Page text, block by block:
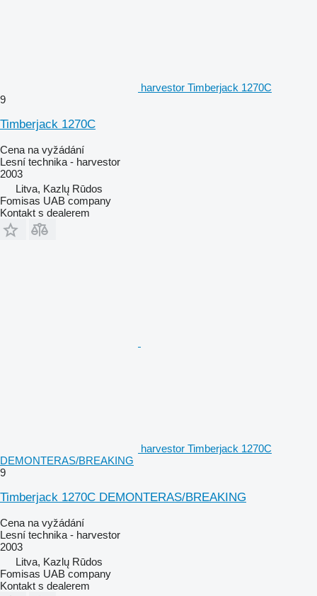
harvestor Timberjack 1270C
9
Timberjack 1270C
Cena na vyžádání
Lesní technika - harvestor
2003
Litva, Kazlų Rūdos
Fomisas UAB company
Kontakt s dealerem
harvestor Timberjack 1270C
DEMONTERAS/BREAKING
9
Timberjack 1270C DEMONTERAS/BREAKING
Cena na vyžádání
Lesní technika - harvestor
2003
Litva, Kazlų Rūdos
Fomisas UAB company
Kontakt s dealerem